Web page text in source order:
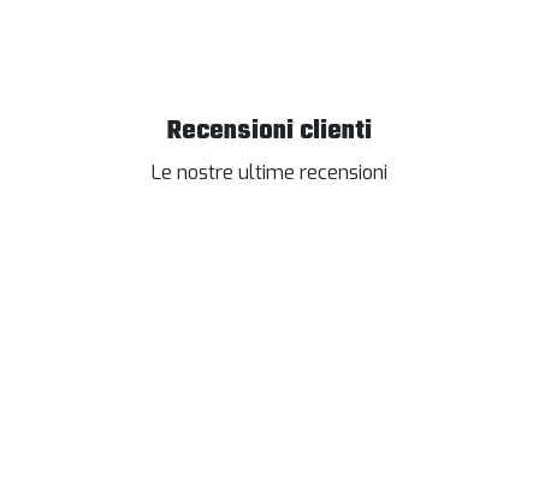
Recensioni clienti
Le nostre ultime recensioni